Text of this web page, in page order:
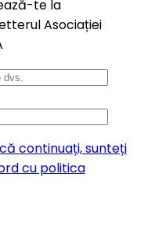
te la
Asociației
continuați, sunteți
cu politica